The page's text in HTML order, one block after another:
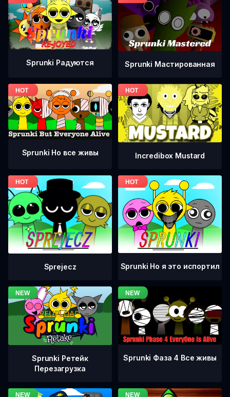
Sprunki Радуются Sprunki Мастированная
Sprunki Но все живы Incredibox Mustard
Sprejecz Sprunki Но я это испортил
Sprunki Ретейк
Перезагрузка
Sprunki Фаза 4 Все живы